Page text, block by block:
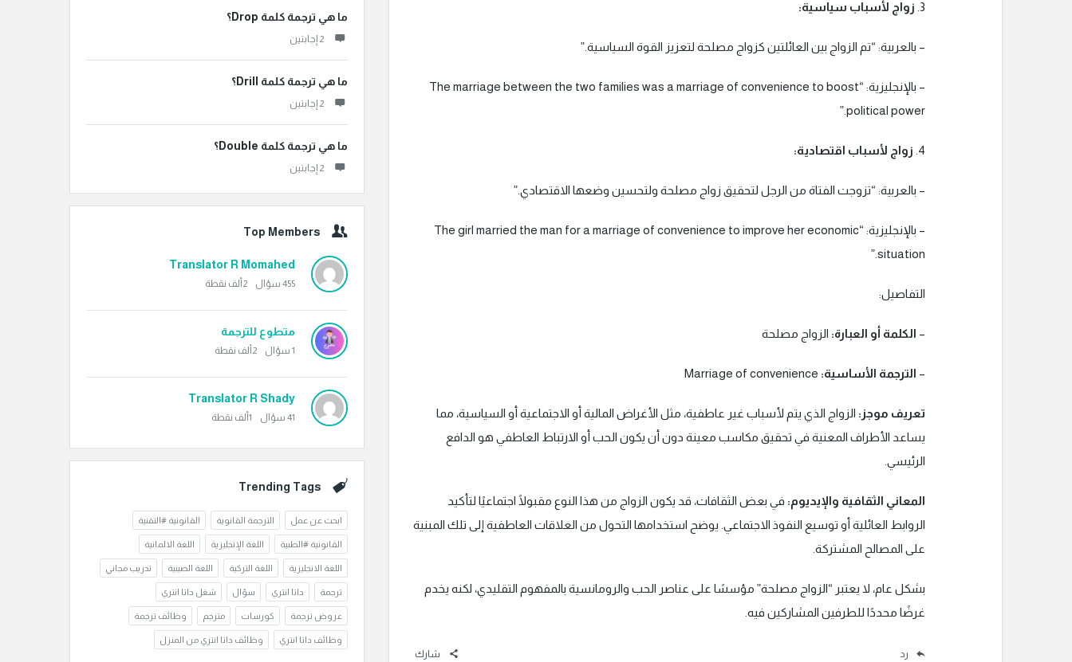
3. زواج لأسباب سياسية:
– بالعربية: “تم الزواج بين العائلتين كزواج مصلحة لتعزيز القوة السياسية.”
– بالإنجليزية: “The marriage between the two families was a marriage of convenience to boost
political power.”
4. زواج لأسباب اقتصادية:
– بالعربية: “تزوجت الفتاة من الرجل لتحقيق زواج مصلحة ولتحسين وضعها الاقتصادي.”
– بالإنجليزية: “The girl married the man for a marriage of convenience to improve her economic
situation.”
التفاصيل:
– الكلمة أو العبارة: الزواج مصلحة
– الترجمة الأساسية:
تعريف موجز: الزواج الذي يتم لأسباب غير عاطفية، مثل الأغراض المالية أو الاجتماعية أو السياسية، مما
يساعد الأطراف المعنية في تحقيق مكاسب معينة دون أن يكون الحب أو الارتباط العاطفي هو الدافع
الرئيسي.
المعاني الثقافية والإيديوم: في بعض الثقافات، قد يكون الزواج من هذا النوع مقبولًا اجتماعيًا لتأكيد
الروابط العائلية أو توسيع النفوذ الاجتماعي. يوضح استخدامها التحول من العلاقات العاطفية إلى تلك المبنية
على المصالح المشتركة.
بشكل عام، لا يعتبر “الزواج مصلحة” مؤسسًا على عناصر الحب والرومانسية بالمفهوم التقليدي، لكنه يخدم
غرضًا محددًا للطرفين المشاركين فيه.
رد شارك
ما هي ترجمة كلمة Drop؟
‫2 إجابتين
ما هي ترجمة كلمة Drill؟
‫2 إجابتين
ما هي ترجمة كلمة Double؟
‫2 إجابتين
Top Members
Translator R Momahed
455 سؤال 2ألف نقطة
متطوع للترجمة
1 سؤال 2ألف نقطة
Translator R Shady
41 سؤال 1ألف نقطة
Trending Tags
ابحث عن عمل الترجمة القانوية القانونية #التقنية
القانونية #الطبية اللغة الإنجليزية اللغة الالمانية
اللغة الانجليزية اللغة التركية اللغة الصينية تدريب مجاني
ترجمة داتا انتري سؤال شغل داتا انتري
عروض ترجمة كورسات مترجم وظائف ترجمة
وظائف داتا انتري وظائف داتا انتري من المنزل